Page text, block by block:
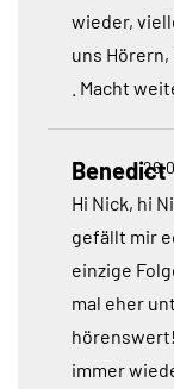
wieder,
uns
. Macht
Benedict
Hi Nick, hi
gefällt mir
einzige
mal eher
immer